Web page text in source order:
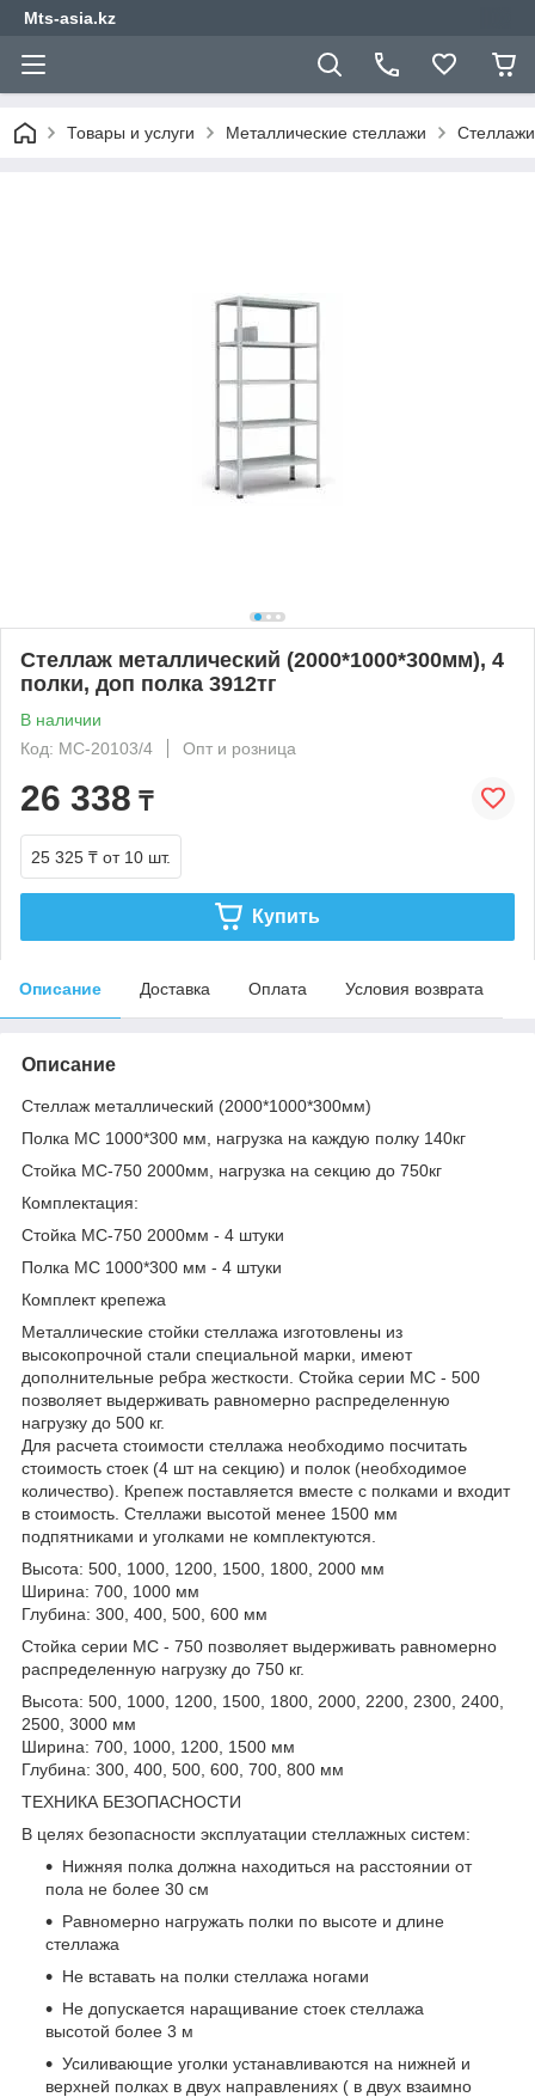
Mts-asia.kz
Товары и услуги Металлические стеллажи
Стеллаж металлический (2000*1000*300мм), 4
полки, доп полка 3912тг
В наличии
Код: МС-20103/4
Опт и розница
26 338 ₸
25 325 ₸ от 10 шт.
Купить
Описание Доставка Оплата Условия возврата
Описание
Стеллаж металлический (2000*1000*300мм)
Полка МС 1000*300 мм, нагрузка на каждую полку 140кг
Стойка МС-750 2000мм, нагрузка на секцию до 750кг
Комплектация:
Стойка МС-750 2000мм - 4 штуки
Полка МС 1000*300 мм - 4 штуки
Комплект крепежа
Металлические стойки стеллажа изготовлены из
высокопрочной стали специальной марки, имеют
дополнительные ребра жесткости. Стойка серии МС - 500
позволяет выдерживать равномерно распределенную
нагрузку до 500 кг.
Для расчета стоимости стеллажа необходимо посчитать
стоимость стоек (4 шт на секцию) и полок (необходимое
количество). Крепеж поставляется вместе с полками и входит
в стоимость. Стеллажи высотой менее 1500 мм
подпятниками и уголками не комплектуются.
Высота: 500, 1000, 1200, 1500, 1800, 2000 мм
Ширина: 700, 1000 мм
Глубина: 300, 400, 500, 600 мм
Стойка серии МС - 750 позволяет выдерживать равномерно
распределенную нагрузку до 750 кг.
Высота: 500, 1000, 1200, 1500, 1800, 2000, 2200, 2300, 2400,
2500, 3000 мм
Ширина: 700, 1000, 1200, 1500 мм
Глубина: 300, 400, 500, 600, 700, 800 мм
ТЕХНИКА БЕЗОПАСНОСТИ
В целях безопасности эксплуатации стеллажных систем:
Нижняя полка должна находиться на расстоянии от
пола не более 30 см
Равномерно нагружать полки по высоте и длине
стеллажа
Не вставать на полки стеллажа ногами
Не допускается наращивание стоек стеллажа
высотой более 3 м
Усиливающие уголки устанавливаются на нижней и
верхней полках в двух направлениях ( в двух взаимно